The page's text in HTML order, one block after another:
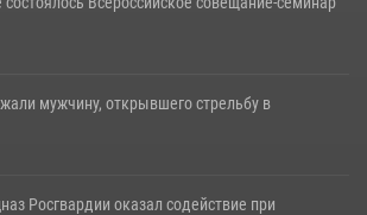
мужчину, открывшего стрельбу в
Росгвардии оказал содействие при